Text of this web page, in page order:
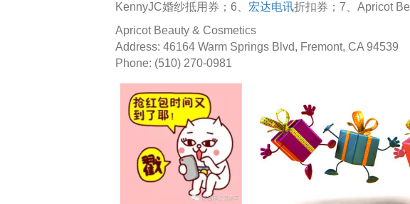
KennyJC婚纱抵用券；6、 宏达电讯折扣券；7、Apricot
Apricot Beauty & Cosmetics
Address: 46164 Warm Springs Blvd, Fremont, CA 94539
Phone: (510) 270-0981